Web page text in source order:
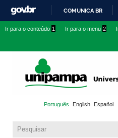
conteúdo
IR
O
COMUNICA BR
Ir para o conteúdo 1 Ir para o menu 2
Português English Español